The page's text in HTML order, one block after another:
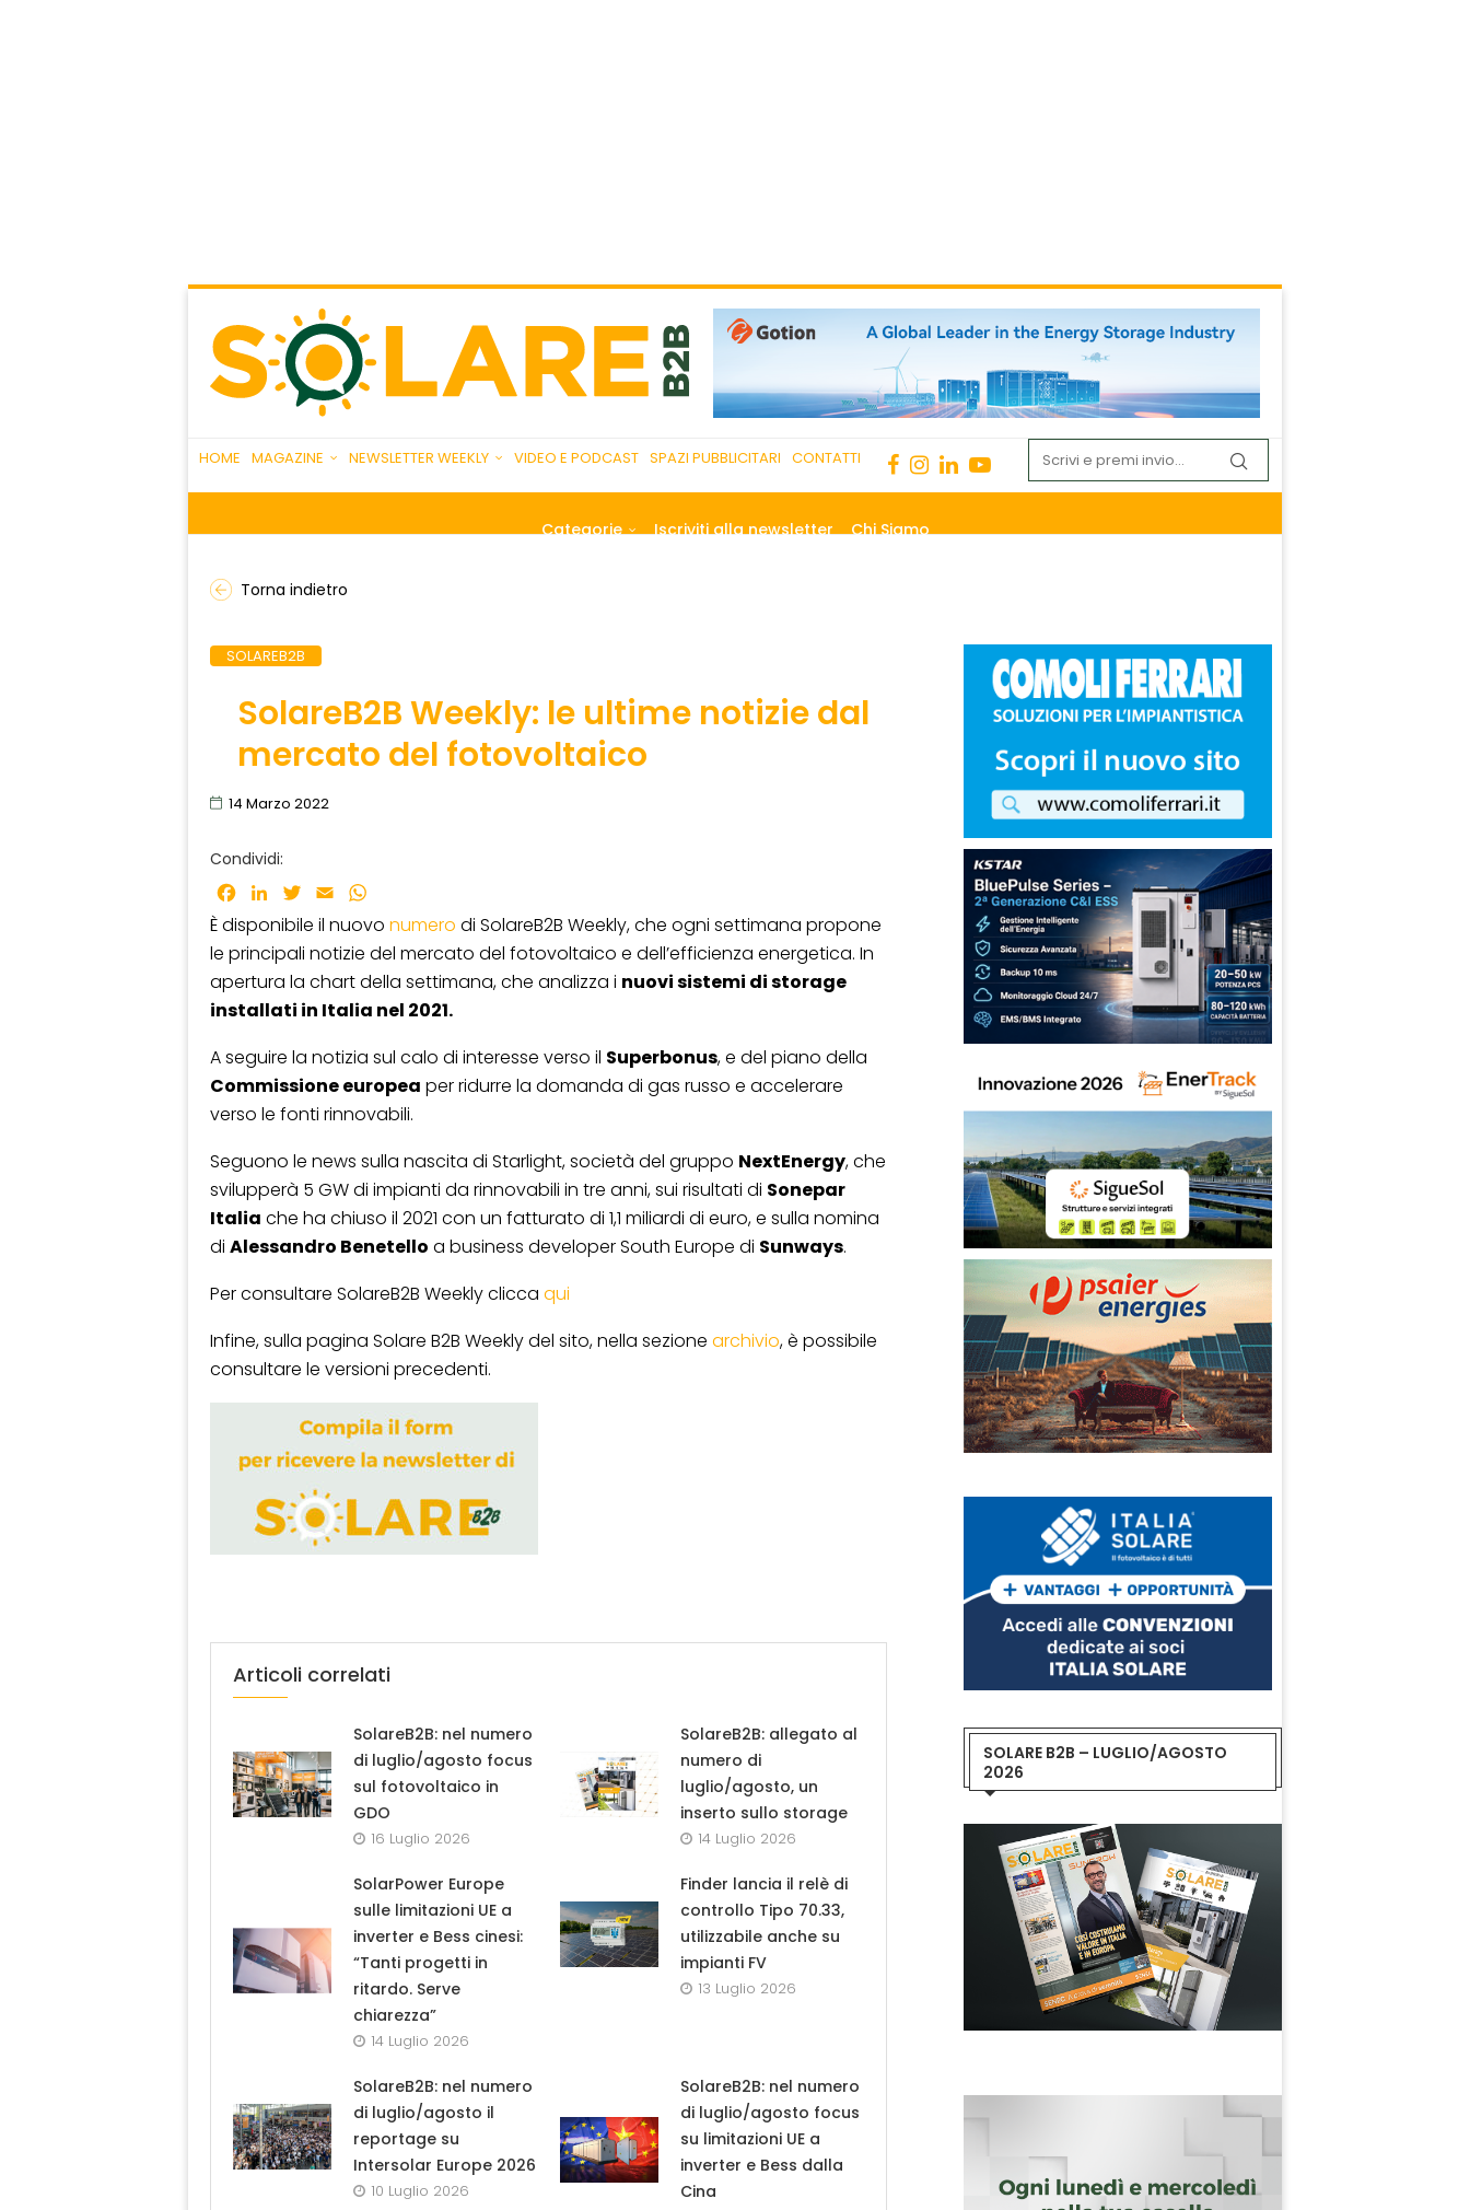
HOME MAGAZINE NEWSLETTER WEEKLY VIDEO E PODCAST SPAZI PUBBLICITARI CONTATTI
Categorie Iscriviti alla newsletter Chi Siamo
Torna indietro
SOLAREB2B
SolareB2B Weekly: le ultime notizie dal
mercato del fotovoltaico
14 Marzo 2022
Condividi:
Facebook
LinkedInTwitter
Email
È disponibile il nuovo numero di SolareB2B Weekly, che ogni settimana propone
le principali notizie del mercato del fotovoltaico e dell’efficienza energetica. In
apertura la chart della settimana, che analizza i nuovi sistemi di storage
installati in Italia nel 2021.
A seguire la notizia sul calo di interesse verso il Superbonus, e del piano della
Commissione europea per ridurre la domanda di gas russo e accelerare
verso le fonti rinnovabili.
Seguono le news sulla nascita di Starlight, società del gruppo NextEnergy, che
svilupperà 5 GW di impianti da rinnovabili in tre anni, sui risultati di Sonepar
Italia che ha chiuso il 2021 con un fatturato di 1,1 miliardi di euro, e sulla nomina
di Alessandro Benetello a business developer South Europe di Sunways.
Per consultare SolareB2B Weekly clicca qui
Infine, sulla pagina Solare B2B Weekly del sito, nella sezione archivio, è possibile
consultare le versioni precedenti.
Articoli correlati
SolareB2B: nel numero
di luglio/agosto focus
sul fotovoltaico in
GDO
16 Luglio 2026
SolareB2B: allegato al
numero di
luglio/agosto, un
inserto sullo storage
14 Luglio 2026
SolarPower Europe
sulle limitazioni UE a
inverter e Bess cinesi:
“Tanti progetti in
ritardo. Serve
chiarezza”
14 Luglio 2026
Finder lancia il relè di
controllo Tipo 70.33,
utilizzabile anche su
impianti FV
13 Luglio 2026
SolareB2B: nel numero
di luglio/agosto il
reportage su
Intersolar Europe 2026
10 Luglio 2026
SolareB2B: nel numero
di luglio/agosto focus
su limitazioni UE a
inverter e Bess dalla
Cina
SOLARE B2B – LUGLIO/AGOSTO
2026